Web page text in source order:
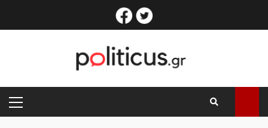
facebook
PRIMARY
MENU